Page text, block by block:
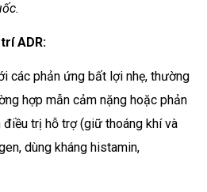
ADR:
các phản ứng bất lợi nhẹ, thường
hợp mẫn cảm nặng hoặc phản
điều trị hỗ trợ (giữ thoáng khí và
dùng kháng histamin,